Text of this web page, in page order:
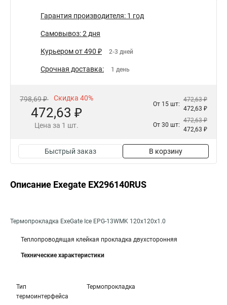
Гарантия производителя: 1 год
Самовывоз: 2 дня
Курьером от 490 ₽ 2-3 дней
Срочная доставка: 1 день
798,69 ₽ Скидка 40%
472,63 ₽
Цена за 1 шт.
От 15 шт:
472,63 ₽
472,63 ₽
От 30 шт:
472,63 ₽
472,63 ₽
Быстрый заказ В корзину
Описание Exegate EX296140RUS
Термопрокладка ExeGate Ice EPG-13WMK 120x120x1.0
Теплопроводящая клейкая прокладка двухсторонняя
Технические характеристики
Тип
термоинтерфейса
Термопрокладка